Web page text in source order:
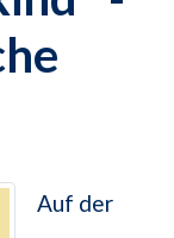
Auf der